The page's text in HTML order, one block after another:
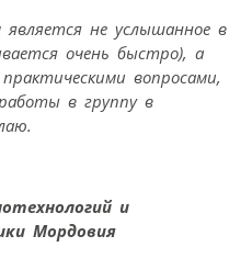
не услышанное в
очень быстро), а
вопросами,
в группу в
и
Мордовия